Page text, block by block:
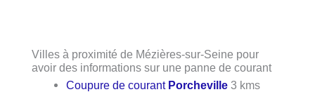
Villes à proximité de Mézières-sur-Seine pour
avoir des informations sur une panne de courant
Coupure de courant Porcheville 3 kms